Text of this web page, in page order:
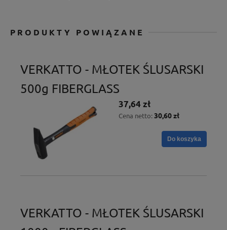
PRODUKTY POWIĄZANE
VERKATTO - MŁOTEK ŚLUSARSKI
500g FIBERGLASS
37,64 zł
Cena netto: 30,60 zł
Do koszyka
VERKATTO - MŁOTEK ŚLUSARSKI